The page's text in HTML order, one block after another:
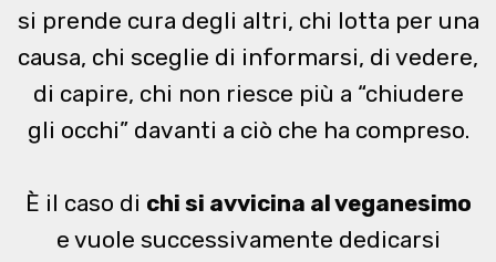
si prende cura degli altri, chi lotta per una
causa, chi sceglie di informarsi, di vedere,
di capire, chi non riesce più a “chiudere
gli occhi” davanti a ciò che ha compreso.
È il caso di chi si avvicina al veganesimo
e vuole successivamente dedicarsi